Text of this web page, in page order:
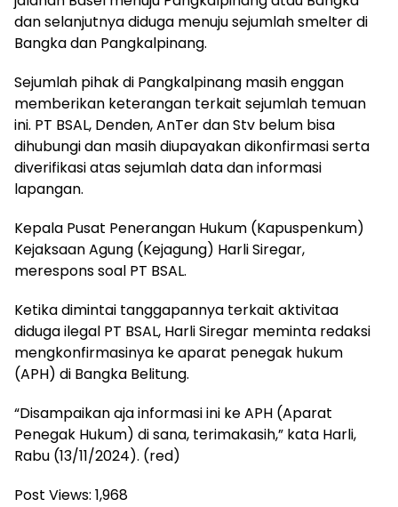
dan selanjutnya diduga menuju sejumlah smelter di
Bangka dan Pangkalpinang.
Sejumlah pihak di Pangkalpinang masih enggan
memberikan keterangan terkait sejumlah temuan
ini. PT BSAL, Denden, AnTer dan Stv belum bisa
dihubungi dan masih diupayakan dikonfirmasi serta
diverifikasi atas sejumlah data dan informasi
lapangan.
Kepala Pusat Penerangan Hukum (Kapuspenkum)
Kejaksaan Agung (Kejagung) Harli Siregar,
merespons soal PT BSAL.
Ketika dimintai tanggapannya terkait aktivitaa
diduga ilegal PT BSAL, Harli Siregar meminta redaksi
mengkonfirmasinya ke aparat penegak hukum
(APH) di Bangka Belitung.
“Disampaikan aja informasi ini ke APH (Aparat
Penegak Hukum) di sana, terimakasih,” kata Harli,
Rabu (13/11/2024). (red)
Post Views: 1,968